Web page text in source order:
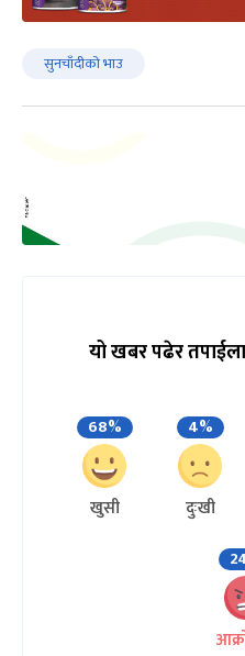
सुनचाँदीको भाउ
यो खबर पढेर
68%
खुसी
4%
दुःखी